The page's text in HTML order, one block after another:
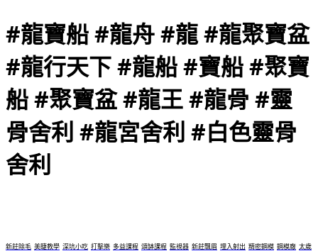
#龍寶船 #龍舟 #龍 #龍聚寶盆
#龍行天下 #龍船 #寶船 #聚寶
船 #聚寶盆 #龍王 #龍骨 #靈
骨舍利 #龍宮舍利 #白色靈骨
舍利
新莊除毛 美睫教學 深坑小吃 打擊樂 多益課程 頌缽課程 監視器 新莊飄眉 埋入射出 精密鋼模 鋼模廠 太歲